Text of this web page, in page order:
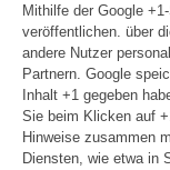
Mithilfe der Google
veröffentlichen. über
andere Nutzer
Partnern. Google
Inhalt +1 gegeben
Sie beim Klicken auf
Hinweise zusammen
Diensten, wie etwa in